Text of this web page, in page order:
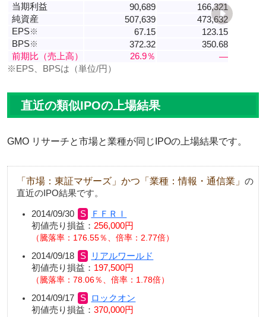
当期利益
90,689
166,321
純資産
507,639
473,632
EPS※ 67.15
123.15
BPS※ 372.32
350.68
前期比（売上高）
26.9％
―
※EPS、BPSは（単位/円）
直近の類似IPOの上場結果
GMO リサーチと市場と業種が同じIPOの上場結果です。
「市場：東証マザーズ」かつ「業種：情報・通信業」 の
直近のIPO結果です。
2014/09/30
ＦＦＲＩ
初値売り損益： 256,000円
騰落率：176.55％、倍率：2.77倍
2014/09/18
リアルワールド
初値売り損益： 197,500円
騰落率：78.06％、倍率：1.78倍
2014/09/17
ロックオン
初値売り損益： 370,000円